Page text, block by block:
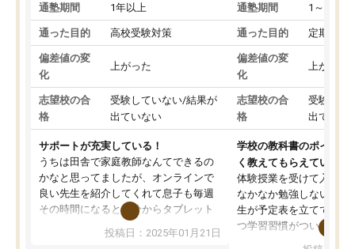
通塾期間 1年以上
通った目的 高校受験対策
偏差値の変
化
上がった
志望校の合
格
受験していない/結果が
出ていない
サポートが充実している！
うちは田舎で家庭教師なんてできるの
かなと思ってましたが、オンラインで
良い先生を紹介してくれて息子も毎週
その時間になると自分からタブレット
を開いてzoomを繋げるようになりまし
た！5科目なんでもOKなのもとても気
投稿日：2025年01月21日
通塾期間 1～3ヵ月
通った目的 定期テス
偏差値の変
化
上がった
志望校の合
格
受験して
出ていな
学校の教科書のポイント
く教えてもらえている
体験授業を受けて入塾し
なかなか勉強しない息子
生が予定表を立ててくれ
つ学習習慣がついてきま